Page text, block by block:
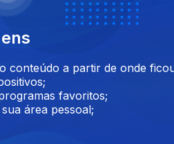
que se encontram no álbum
que do lado de António Faria há
conteúdo a partir de onde
favoritos;
área pessoal;